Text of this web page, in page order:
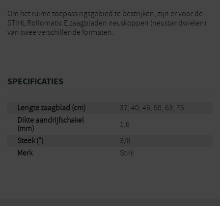
Om het ruime toepassingsgebied te bestrijken, zijn er voor de
STIHL Rollomatic E zaagbladen neuskoppen (neustandwielen)
van twee verschillende formaten.
SPECIFICATIES
Lengte zaagblad (cm)
37, 40, 45, 50, 63, 75
Dikte aandrijfschakel
(mm)
1,6
Steek (")
3/8
Merk
Stihl